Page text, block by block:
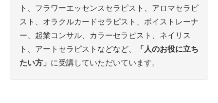
ト、フラワーエッセンスセラピスト、アロマセラピ
スト、オラクルカードセラピスト、ボイストレーナ
ー、起業コンサル、カラーセラピスト、ネイリス
ト、アートセラピストなどなど、
「人のお役に立ち
たい方」 に受講していただいています。